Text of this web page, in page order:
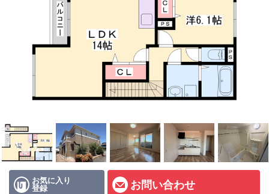
路線·駅から探す
地域から探す
オーナー様へ
スタッフ紹介ページ
LINE公式アカウント
店舗情報·アクセス
お気に入り
登録 お問い合わせ